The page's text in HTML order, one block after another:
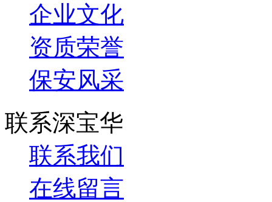
企业文化
资质荣誉
保安风采
联系深宝华
联系我们
在线留言